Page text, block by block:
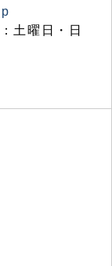
土曜日・日